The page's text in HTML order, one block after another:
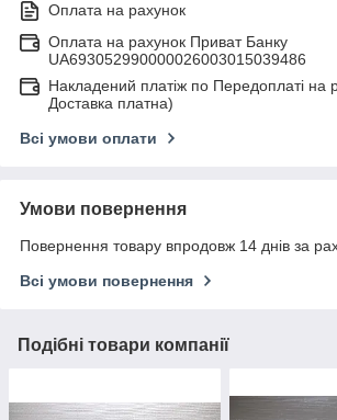
Оплата на рахунок
Оплата на рахунок Приват Банку
UA693052990000026003015039486
Накладений платіж по Передоплаті на
Доставка платна)
Всі умови оплати
Умови повернення
Повернення товару впродовж 14 днів за
Всі умови повернення
Подібні товари компанії